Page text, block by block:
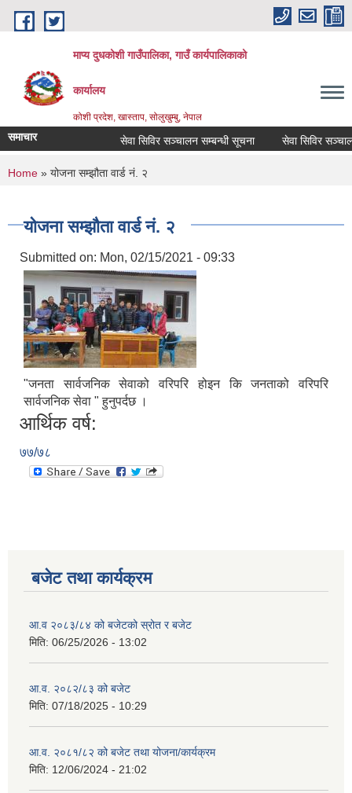
Skip to main content
माप्य दुधकोशी गाउँपालिका, गाउँ कार्यपालिकाको
कार्यालय
कोशी प्रदेश, खास्ताप, सोलुखुम्बु, नेपाल
समाचार सेवा सिविर सञ्चालन सम्बन्धी सूचना सेवा सिविर
You are here
Home » योजना सम्झौता वार्ड नं. २
योजना सम्झौता वार्ड नं. २
Submitted on: Mon, 02/15/2021 - 09:33
"जनता सार्वजनिक सेवाको वरिपरि होइन कि जनताको वरिपरि
सार्वजनिक सेवा " हुनुपर्दछ ।
आर्थिक वर्ष:
७७/७८
बजेट तथा कार्यक्रम
आ.व २०८३/८४ को बजेटको स्रोत र बजेट
मिति: 06/25/2026 - 13:02
आ.व. २०८२/८३ को बजेट
मिति: 07/18/2025 - 10:29
आ.व. २०८१/८२ को बजेट तथा योजना/कार्यक्रम
मिति: 12/06/2024 - 21:02